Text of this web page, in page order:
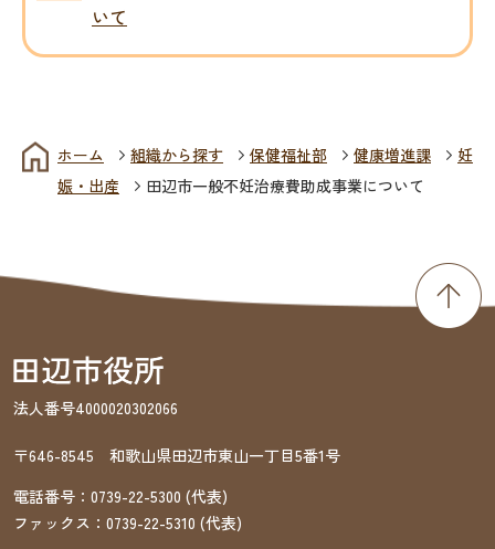
いて
ホーム 組織から探す 保健福祉部 健康増進課
妊
娠・出産
田辺市一般不妊治療費助成事業について
法人番号4000020302066
〒646-8545 和歌山県田辺市東山一丁目5番1号
電話番号： 0739-22-5300 (代表)
ファックス： 0739-22-5310 (代表)